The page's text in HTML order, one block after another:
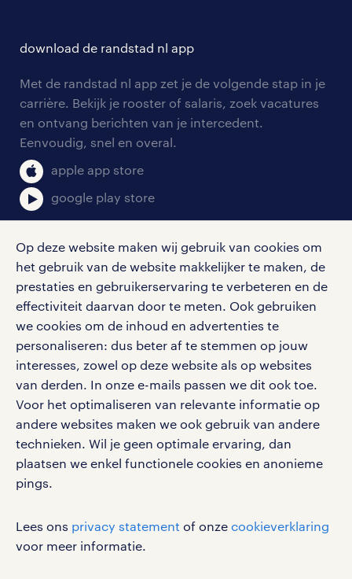
Op deze website maken wij gebruik van cookies om
het gebruik van de website makkelijker te maken, de
prestaties en gebruikerservaring te verbeteren en de
effectiviteit daarvan door te meten. Ook gebruiken
we cookies om de inhoud en advertenties te
personaliseren: dus beter af te stemmen op jouw
interesses, zowel op deze website als op websites
van derden. In onze e-mails passen we dit ook toe.
Voor het optimaliseren van relevante informatie op
andere websites maken we ook gebruik van andere
technieken. Wil je geen optimale ervaring, dan
plaatsen we enkel functionele cookies en anonieme
pings.
Lees ons privacy statement of onze cookieverklaring
voor meer informatie.
tarieven
personeel gezocht
aanmelden nieuwsbrief
solliciteren
blogs en artikelen
salarischecker
bruto-netto calculator
onze vestigingen
pers
klachten en misstanden
download de randstad nl app
Met de randstad nl app zet je de volgende stap in je
carrière. Bekijk je rooster of salaris, zoek vacatures
en ontvang berichten van je intercedent.
Eenvoudig, snel en overal.
apple app store
google play store
social media
Volg ons voor de leukste content omtrent
vacatures, solliciteren en inspiratie.
werken bij randstad
gebruikersvoorwaarden
privacystatement
cookies